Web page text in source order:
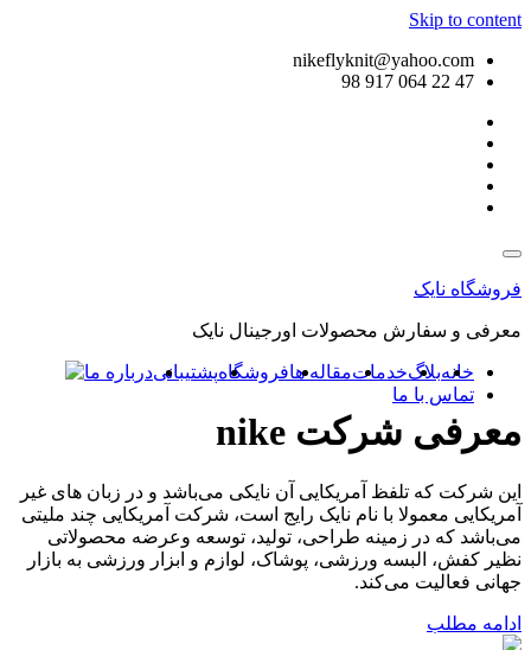
Skip to content
nikeflyknit@yahoo.com
47 22 064 917 98
فروشگاه نایک
معرفی و سفارش محصولات اورجینال نایک
خانهبلاگخدماتمقاله هافروشگاهپشتیبانیدرباره ما
تماس با ما
معرفی شرکت nike
این شرکت که تلفظ آمریکایی آن نایکی می‌باشد و در زبان های غیر
آمریکایی معمولا با نام نایک رایج است، شرکت آمریکایی چند ملیتی
می‌باشد که در زمینه طراحی، تولید، توسعه وعرضه محصولاتی
نظیر کفش، البسه ورزشی، پوشاک، لوازم و ابزار ورزشی به بازار
جهانی فعالیت می‌کند.
ادامه مطلب